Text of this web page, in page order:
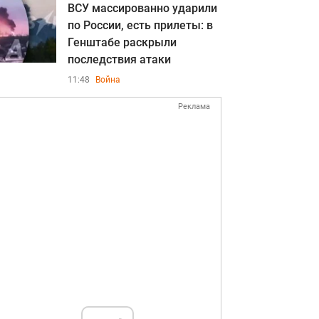
ВСУ массированно ударили
по России, есть прилеты: в
Генштабе раскрыли
последствия атаки
11:48 Война
Реклама